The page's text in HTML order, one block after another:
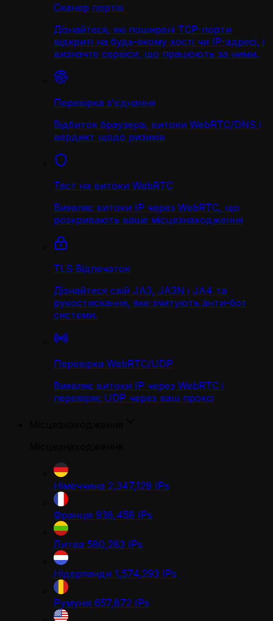
Сканер портів
Дізнайтеся, які поширені TCP-порти
відкриті на будь-якому хості чи IP-адресі, і
визначте сервіси, що працюють за ними.
Перевірка з'єднання
Відбиток браузера, витоки WebRTC/DNS і
вердикт щодо ризиків
Тест на витоки WebRTC
Виявляє витоки IP через WebRTC, що
розкривають ваше місцезнаходження
TLS Відпечаток
Дізнайтеся свій JA3, JA3N і JA4 та
рукостискання, яке зчитують анти-бот
системи.
Перевірка WebRTC/UDP
Виявляє витоки IP через WebRTC і
перевіряє UDP через ваш проксі
Німеччина 2,347,129 IPs
Франція 938,458 IPs
Литва 580,283 IPs
Нідерланди 1,574,293 IPs
Румунія 657,872 IPs